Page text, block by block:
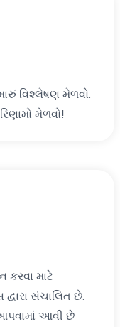
વિશ્લેષણ મેળવો.
મેળવો!
કરવા માટે
સંચાલિત છે.
આવી છે